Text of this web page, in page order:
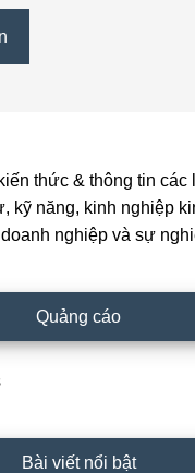
thức & thông tin các
kỹ năng, kinh nghiệp
nghiệp và sự
Quảng cáo
Bài viết nổi bật